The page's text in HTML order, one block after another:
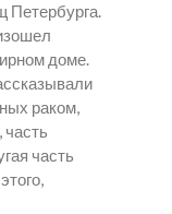
Петербурга.
доме.
раком,
часть
часть